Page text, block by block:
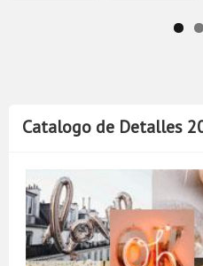
Catalogo de Detalles